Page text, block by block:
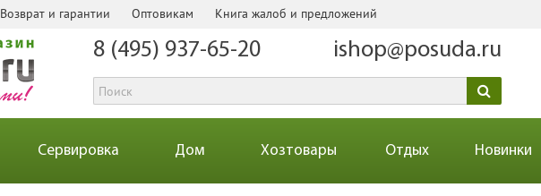
Возврат и гарантии Оптовикам Книга жалоб и предложений
8 (495) 937-65-20 ishop@posuda.ru
Сервировка Дом Хозтовары Отдых Новинки